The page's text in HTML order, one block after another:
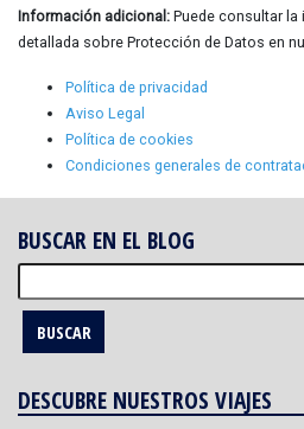
Información adicional: Puede consultar
detallada sobre Protección de Datos en
Política de privacidad
Aviso Legal
Política de cookies
Condiciones generales de
BUSCAR EN EL BLOG
DESCUBRE NUESTROS VIAJES